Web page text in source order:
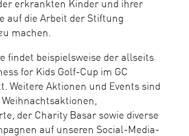
erkrankten Kinder und ihrer
auf die Arbeit der Stiftung
machen.
findet beispielsweise der allseits
for Kids Golf-Cup im GC
Weitere Aktionen und Events sind
der Charity Basar sowie diverse
auf unseren Social-Media-